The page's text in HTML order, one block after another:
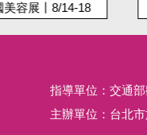
丨10/2-10/5南港展覽館
指導單位：交通
主辦單位：台北